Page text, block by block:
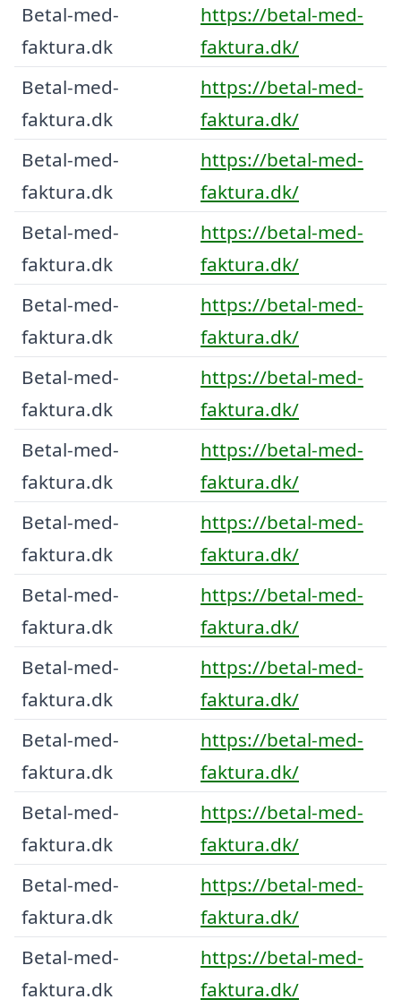
Betal-med-
faktura.dk
https://betal-med-
faktura.dk/
Betal-med-
faktura.dk
https://betal-med-
faktura.dk/
Betal-med-
faktura.dk
https://betal-med-
faktura.dk/
Betal-med-
faktura.dk
https://betal-med-
faktura.dk/
Betal-med-
faktura.dk
https://betal-med-
faktura.dk/
Betal-med-
faktura.dk
https://betal-med-
faktura.dk/
Betal-med-
faktura.dk
https://betal-med-
faktura.dk/
Betal-med-
faktura.dk
https://betal-med-
faktura.dk/
Betal-med-
faktura.dk
https://betal-med-
faktura.dk/
Betal-med-
faktura.dk
https://betal-med-
faktura.dk/
Betal-med-
faktura.dk
https://betal-med-
faktura.dk/
Betal-med-
faktura.dk
https://betal-med-
faktura.dk/
Betal-med-
faktura.dk
https://betal-med-
faktura.dk/
Betal-med-
faktura.dk
https://betal-med-
faktura.dk/